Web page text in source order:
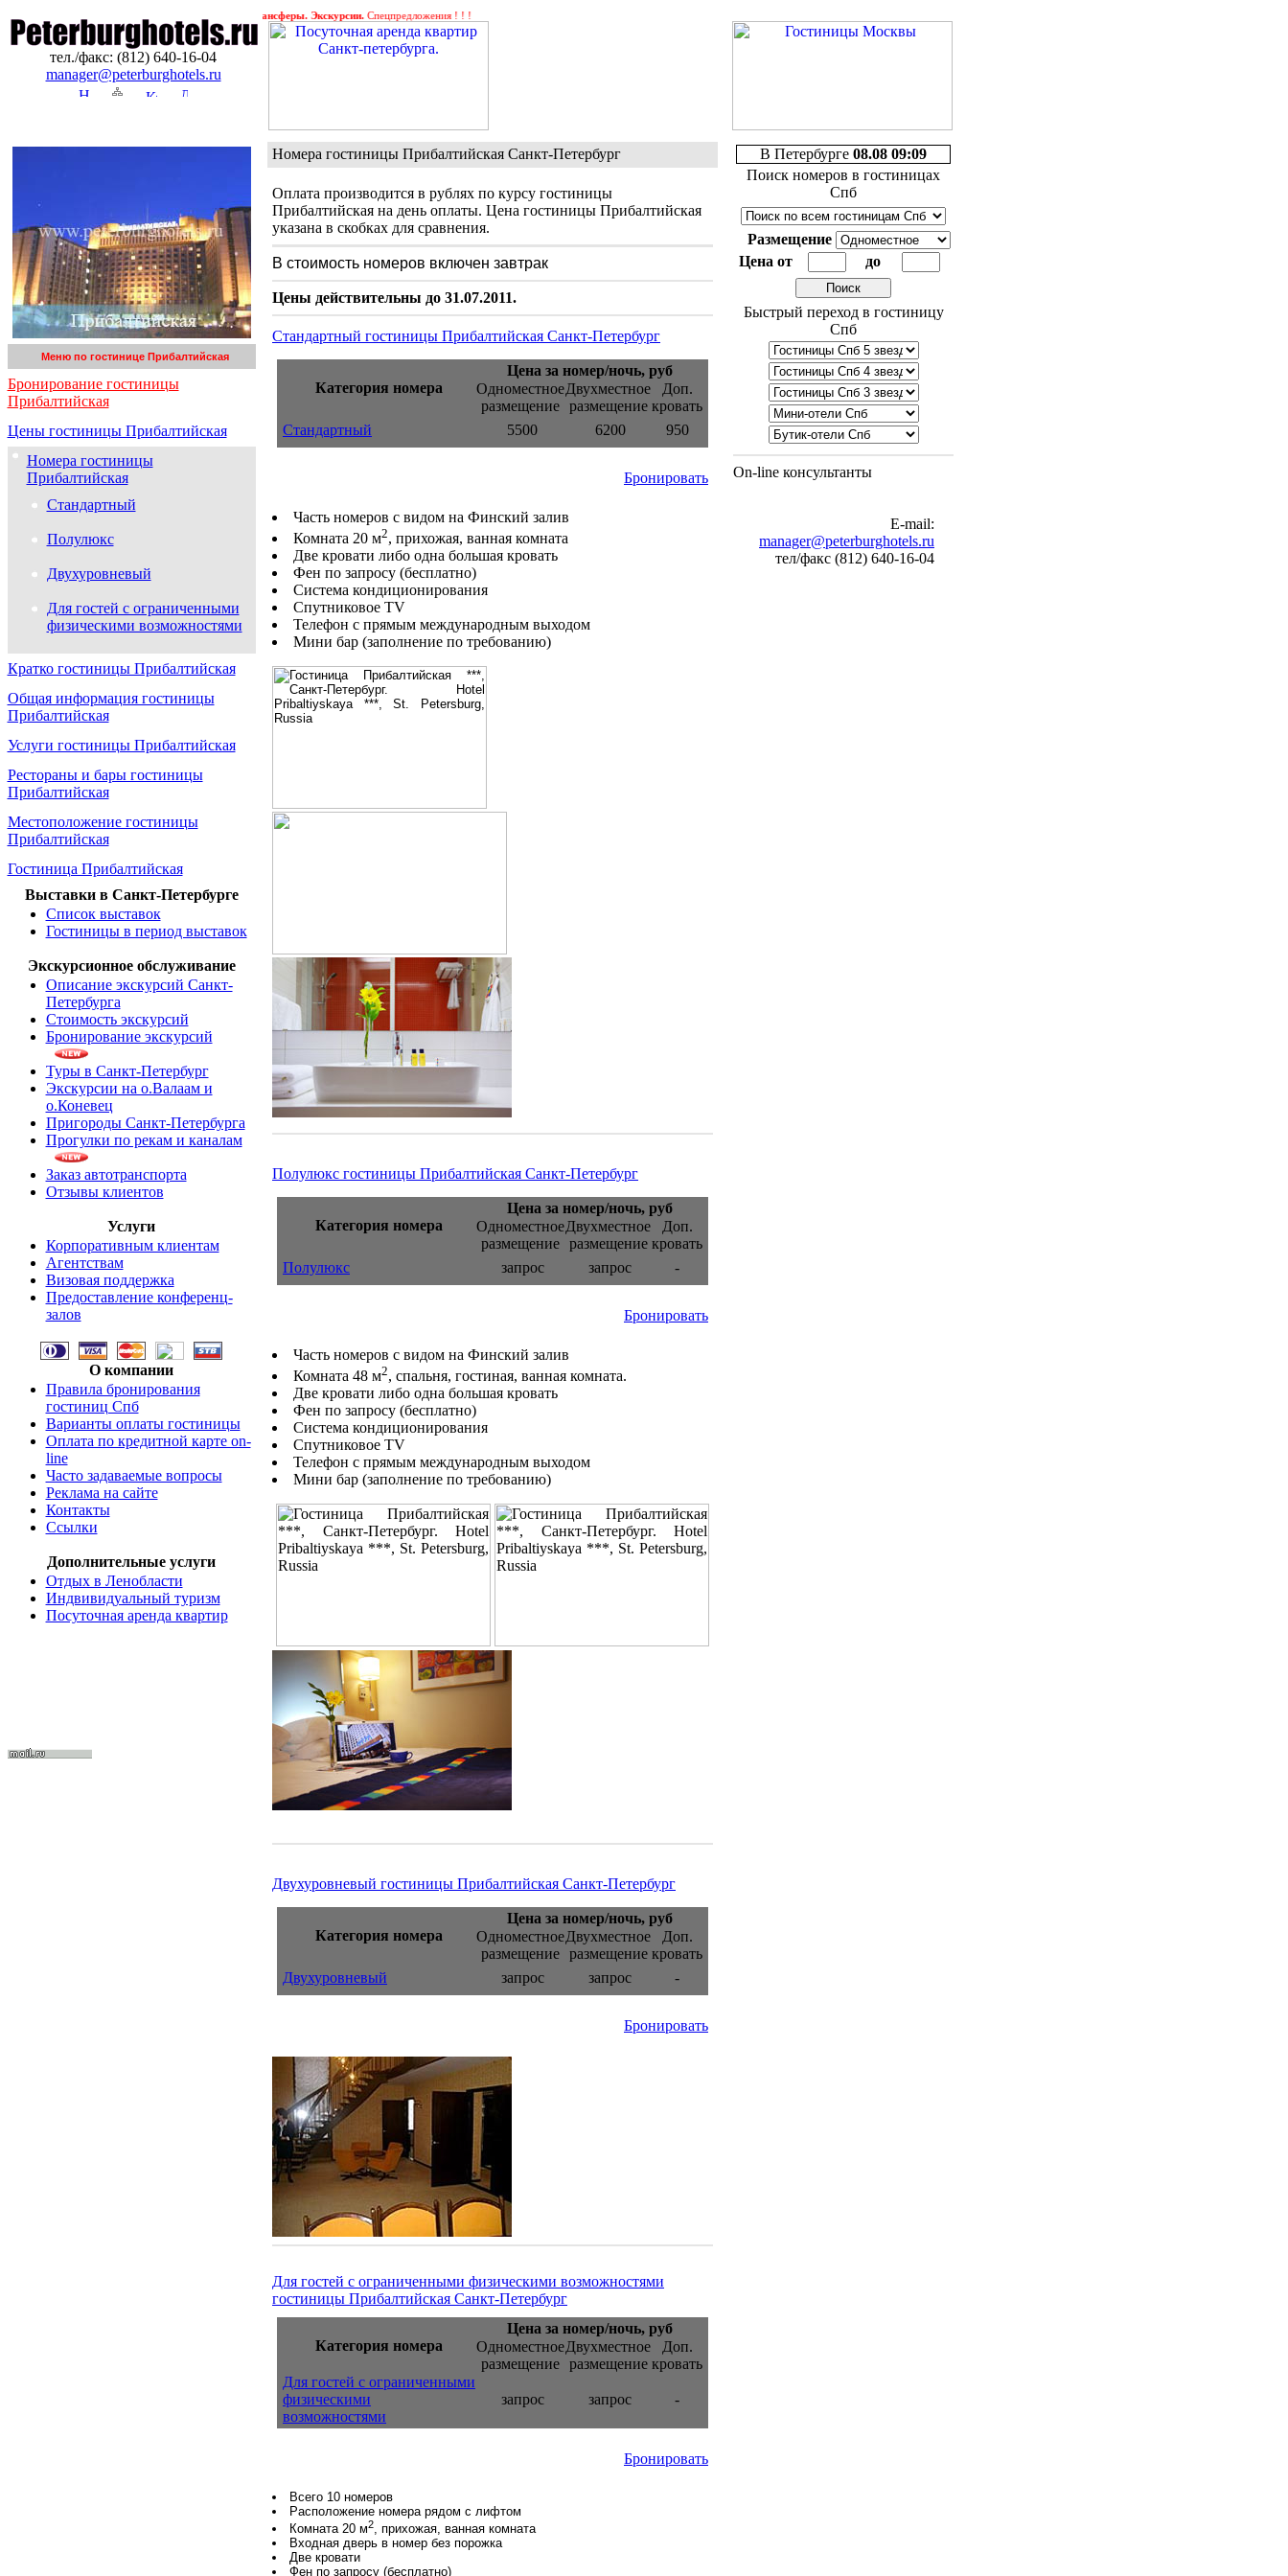
тел./факс: (812) 640-16-04
manager@peterburghotels.ru
Бронирование гостиниц в Петербурге. Трансферы. Экскурсии.Спецпредложения ! ! !
Меню по гостинице Прибалтийская
Бронирование гостиницы
Прибалтийская
Цены гостиницы Прибалтийская
Номера гостиницы
Прибалтийская
Стандартный
Полулюкс
Двухуровневый
Для гостей с ограниченными
физическими возможностями
Кратко гостиницы Прибалтийская
Общая информация гостиницы
Прибалтийская
Услуги гостиницы Прибалтийская
Рестораны и бары гостиницы
Прибалтийская
Местоположение гостиницы
Прибалтийская
Гостиница Прибалтийская
Выставки в Санкт-Петербурге
Список выставок
Гостиницы в период выставок
Экскурсионное обслуживание
Описание экскурсий Санкт-
Петербурга
Стоимость экскурсий
Бронирование экскурсий
Туры в Санкт-Петербург
Экскурсии на о.Валаам и
о.Коневец
Пригороды Санкт-Петербурга
Прогулки по рекам и каналам
Заказ автотранспорта
Отзывы клиентов
Услуги
Корпоративным клиентам
Агентствам
Визовая поддержка
Предоставление конференц-
залов
О компании
Правила бронирования
гостиниц Спб
Варианты оплаты гостиницы
Оплата по кредитной карте on-
line
Часто задаваемые вопросы
Реклама на сайте
Контакты
Ссылки
Дополнительные услуги
Отдых в Ленобласти
Индвивидуальный туризм
Посуточная аренда квартир
Номера гостиницы Прибалтийская Санкт-Петербург
Оплата производится в рублях по курсу гостиницы
Прибалтийская на день оплаты. Цена гостиницы Прибалтийская
указана в скобках для сравнения.
В стоимость номеров включен завтрак
Цены действительны до 31.07.2011.
Стандартный гостиницы Прибалтийская Санкт-Петербург
Категория номера
Цена за номер/ночь, руб
Одноместное
размещение
Двухместное
размещение
Доп.
кровать
Стандартный
5500 6200 950
Бронировать
Часть номеров с видом на Финский залив
Комната 20 м2, прихожая, ванная комната
Две кровати либо одна большая кровать
Фен по запросу (бесплатно)
Система кондиционирования
Спутниковое TV
Телефон с прямым международным выходом
Мини бар (заполнение по требованию)
Полулюкс гостиницы Прибалтийская Санкт-Петербург
Категория номера
Цена за номер/ночь, руб
Одноместное
размещение
Двухместное
размещение
Доп.
кровать
Полулюкс
запрос запрос -
Бронировать
Часть номеров с видом на Финский залив
Комната 48 м2, спальня, гостиная, ванная комната.
Две кровати либо одна большая кровать
Фен по запросу (бесплатно)
Система кондиционирования
Спутниковое TV
Телефон с прямым международным выходом
Мини бар (заполнение по требованию)
Двухуровневый гостиницы Прибалтийская Санкт-Петербург
Категория номера
Цена за номер/ночь, руб
Одноместное
размещение
Двухместное
размещение
Доп.
кровать
Двухуровневый
запрос запрос -
Бронировать
Для гостей с ограниченными физическими возможностями
гостиницы Прибалтийская Санкт-Петербург
Категория номера
Цена за номер/ночь, руб
Одноместное
размещение
Двухместное
размещение
Доп.
кровать
Для гостей с ограниченными
физическими
возможностями
запрос запрос -
Бронировать
Всего 10 номеров
Расположение номера рядом с лифтом
Комната 20 м2, прихожая, ванная комната
Входная дверь в номер без порожка
Две кровати
Фен по запросу (бесплатно)
В Петербурге 08.08 09:09
Поиск номеров в гостиницах
Спб
Размещение
Цена от
до
Быстрый переход в гостиницу
Спб
On-line консультанты
E-mail:
manager@peterburghotels.ru
тел/факс (812) 640-16-04